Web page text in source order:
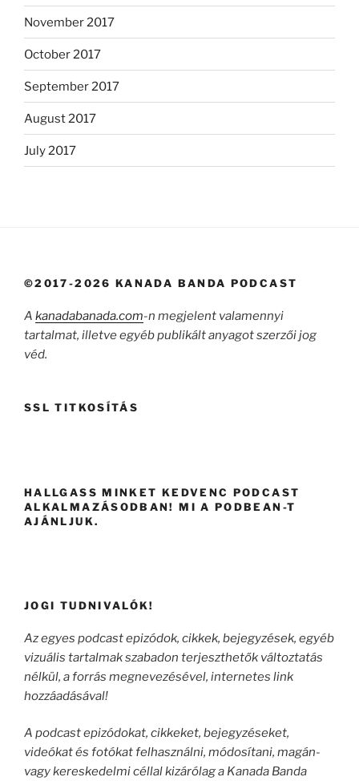
November 2017
October 2017
September 2017
August 2017
July 2017
©2017-2026 KANADA BANDA PODCAST
A kanadabanada.com-n megjelent valamennyi
tartalmat, illetve egyéb publikált anyagot szerzői jog
véd.
SSL TITKOSÍTÁS
HALLGASS MINKET KEDVENC PODCAST
ALKALMAZÁSODBAN! MI A PODBEAN-T
AJÁNLJUK.
JOGI TUDNIVALÓK!
Az egyes podcast epizódok, cikkek, bejegyzések, egyéb
vizuális tartalmak szabadon terjeszthetők változtatás
nélkül, a forrás megnevezésével, internetes link
hozzáadásával!
A podcast epizódokat, cikkeket, bejegyzéseket,
videókat és fotókat felhasználni, módosítani, magán-
vagy kereskedelmi céllal kizárólag a Kanada Banda